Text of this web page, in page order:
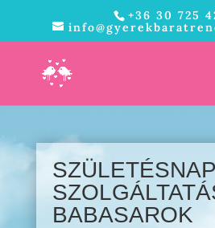
+36 30 725
BABASAROK